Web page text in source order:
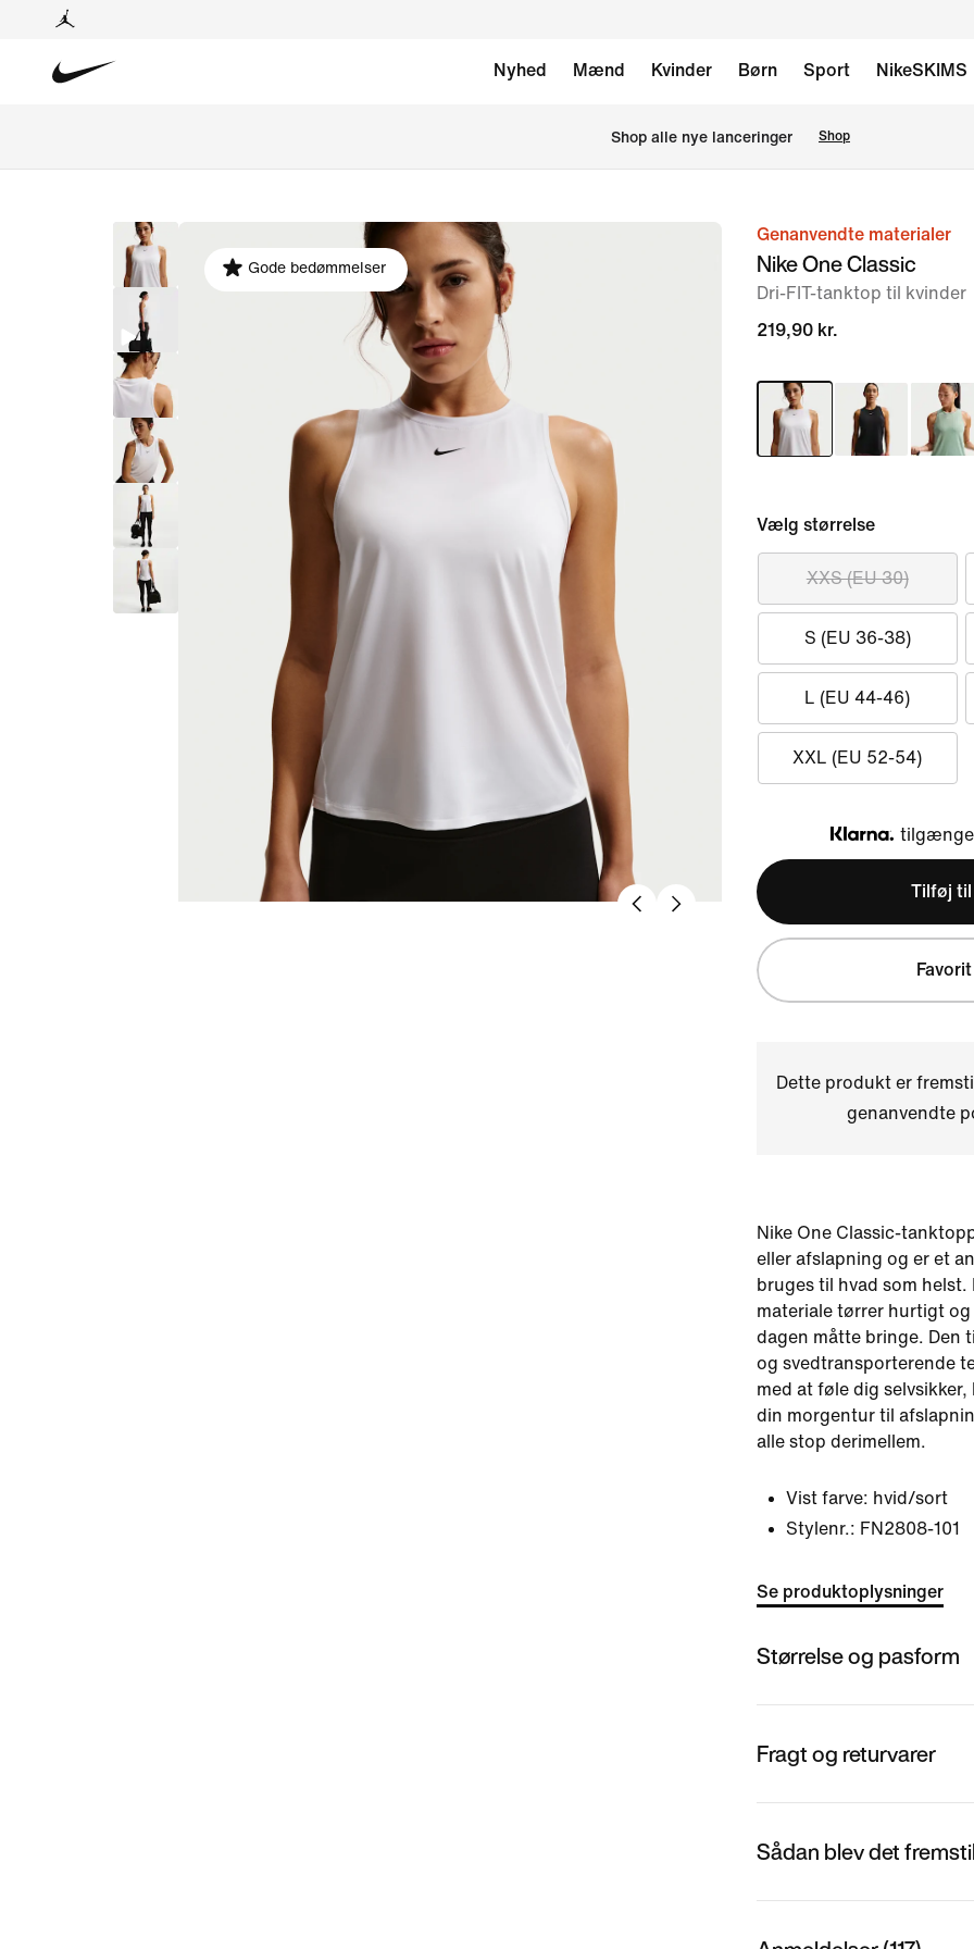
Nyhed Mænd Kvinder Børn Sport NikeSKIMS
Shop alle nye lanceringer Shop
billede
Gode bedømmelser
Genanvendte materialer
Nike One Classic
Dri-FIT-tanktop til kvinder
219,90 kr.
Vælg størrelse
XXS (EU 30)
S (EU 36-38)
L (EU 44-46)
XXL (EU 52-54)
Klarna
Tilføj til
Favorit
Dette produkt er
genanvendte
Nike One Classic-
eller afslapning og er et
bruges til hvad som
materiale tørrer hurtigt
dagen måtte bringe. Den
og svedtransporterende
med at føle dig
din morgentur til
alle stop derimellem.
Vist farve: hvid/sort
Stylenr.: FN2808-101
Se produktoplysninger
Størrelse og pasform
Fragt og returvarer
Sådan blev det